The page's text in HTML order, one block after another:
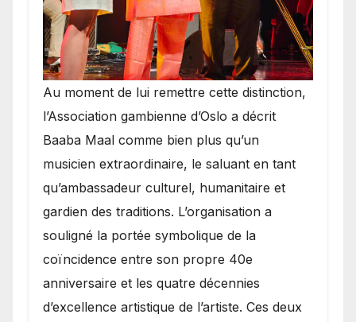
​Au moment de lui remettre cette distinction,
l’Association gambienne d’Oslo a décrit
Baaba Maal comme bien plus qu’un
musicien extraordinaire, le saluant en tant
qu’ambassadeur culturel, humanitaire et
gardien des traditions. L’organisation a
souligné la portée symbolique de la
coïncidence entre son propre 40e
anniversaire et les quatre décennies
d’excellence artistique de l’artiste. Ces deux